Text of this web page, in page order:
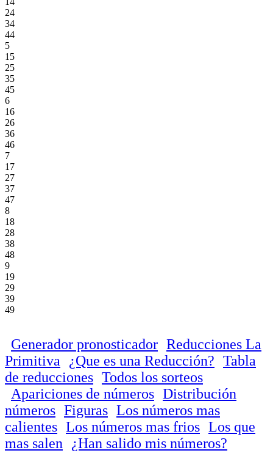
24
34
44
5
15
25
35
45
6
16
26
36
46
7
17
27
37
47
8
18
28
38
48
9
19
29
39
49
Generador pronosticador Reducciones La
Primitiva
¿Que es una Reducción? Tabla
de reducciones Todos los sorteos
Apariciones de números Distribución
números Figuras Los números mas
calientes Los números mas frios Los que
mas salen
¿Han salido mis números?